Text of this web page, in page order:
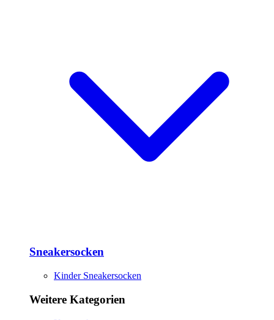
Sneakersocken
Kinder Sneakersocken
Weitere Kategorien